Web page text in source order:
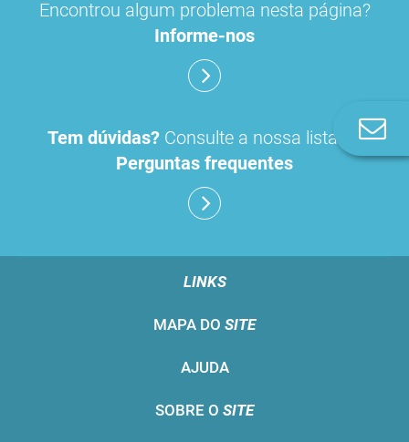
Encontrou algum problema nesta página?
Informe-nos
Tem dúvidas? Consulte a nossa lista de
Perguntas frequentes
LINKS
MAPA DO SITE
AJUDA
SOBRE O SITE